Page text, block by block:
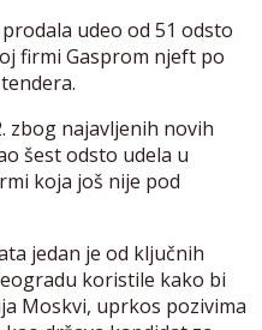
udeo od 51 odsto
firmi Gasprom njeft po
zbog najavljenih novih
šest odsto udela u
koja još nije pod
jedan je od ključnih
koristile kako bi
Moskvi, uprkos pozivima